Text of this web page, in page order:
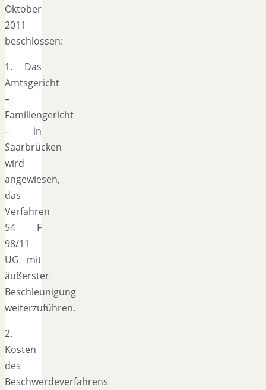
Oktober
2011
beschlossen:
1. Das
Amtsgericht
–
Familiengericht
– in
Saarbrücken
wird
angewiesen,
das
Verfahren
54 F
98/11
UG mit
äußerster
Beschleunigung
weiterzuführen.
2.
Kosten
des
Beschwerdeverfahrens